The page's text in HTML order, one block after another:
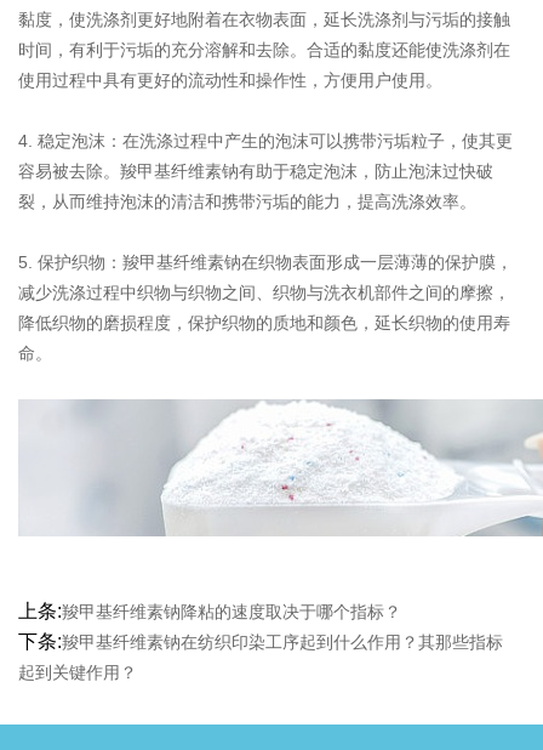
黏度，使洗涤剂更好地附着在衣物表面，延长洗涤剂与污垢的接触
时间，有利于污垢的充分溶解和去除。合适的黏度还能使洗涤剂在
使用过程中具有更好的流动性和操作性，方便用户使用。
4. 稳定泡沫：在洗涤过程中产生的泡沫可以携带污垢粒子，使其更
容易被去除。羧甲基纤维素钠有助于稳定泡沫，防止泡沫过快破
裂，从而维持泡沫的清洁和携带污垢的能力，提高洗涤效率。
5. 保护织物：羧甲基纤维素钠在织物表面形成一层薄薄的保护膜，
减少洗涤过程中织物与织物之间、织物与洗衣机部件之间的摩擦，
降低织物的磨损程度，保护织物的质地和颜色，延长织物的使用寿
命。
上条:羧甲基纤维素钠降粘的速度取决于哪个指标？
下条:羧甲基纤维素钠在纺织印染工序起到什么作用？其那些指标
起到关键作用？